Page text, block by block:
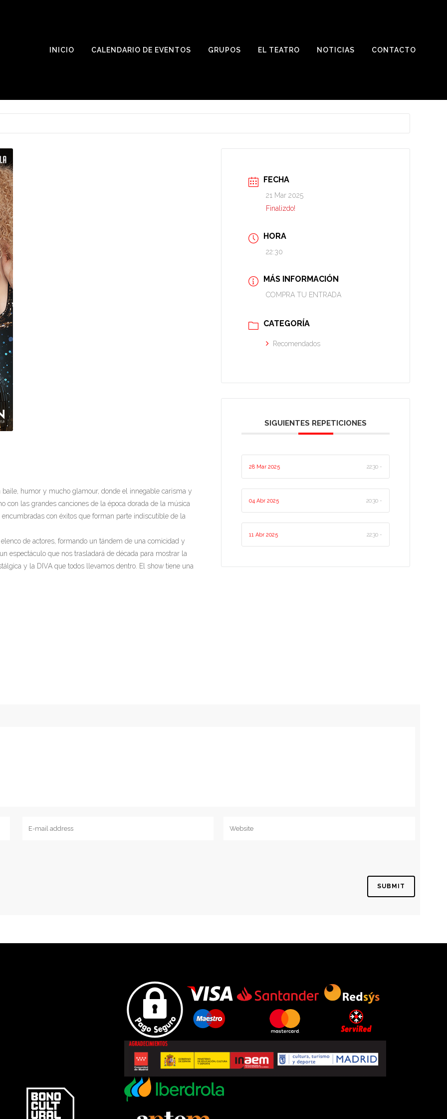
INICIO CALENDARIO DE EVENTOS GRUPOS EL TEATRO NOTICIAS CONTACTO
baile, humor y mucho glamour, donde el innegable carisma y
con las grandes canciones de la época dorada de la música
con éxitos que forman parte indiscutible de la
de actores, formando un tándem de una comicidad y
espectáculo que nos trasladará de década para mostrar la
y la DIVA que todos llevamos dentro. El show tiene una
FECHA
21 Mar 2025
Finalizdo!
HORA
22:30
MÁS INFORMACIÓN
COMPRA TU ENTRADA
CATEGORÍA
Recomendados
SIGUIENTES REPETICIONES
28 Mar 2025 22:30 -
04 Abr 2025 20:30 -
11 Abr 2025 22:30 -